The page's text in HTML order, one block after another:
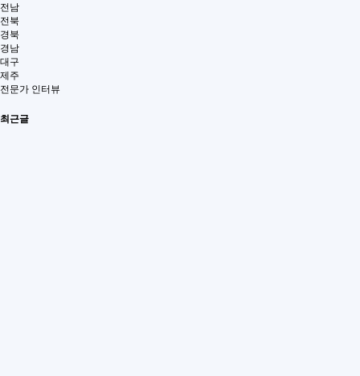
전남
전북
경북
경남
대구
제주
전문가 인터뷰
최근글